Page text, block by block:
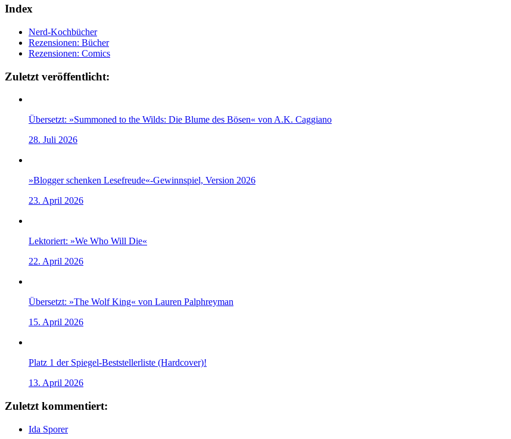
Index
Nerd-Kochbücher
Rezensionen: Bücher
Rezensionen: Comics
Zuletzt veröffentlicht:
Übersetzt: »Summoned to the Wilds: Die Blume des Bösen« von A.K. Caggiano
28. Juli 2026
»Blogger schenken Lesefreude«-Gewinnspiel, Version 2026
23. April 2026
Lektoriert: »We Who Will Die«
22. April 2026
Übersetzt: »The Wolf King« von Lauren Palphreyman
15. April 2026
Platz 1 der Spiegel-Beststellerliste (Hardcover)!
13. April 2026
Zuletzt kommentiert:
Ida Sporer